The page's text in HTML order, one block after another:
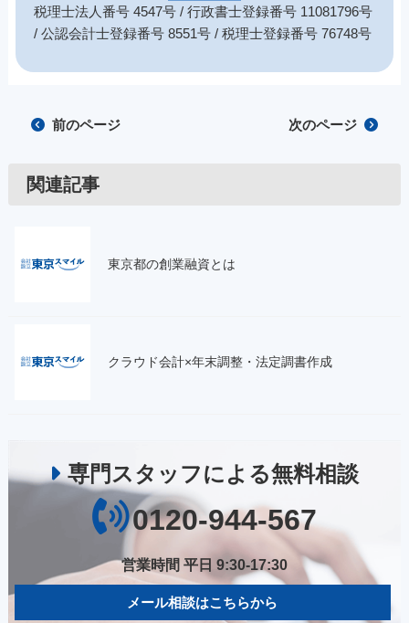
税理士法人番号 4547号 / 行政書士登録番号 11081796号
/ 公認会計士登録番号 8551号 / 税理士登録番号 76748号
前のページ 次のページ
関連記事
東京都の創業融資とは
クラウド会計×年末調整・法定調書作成
専門スタッフによる無料相談
0120-944-567
営業時間 平日 9:30-17:30
メール相談はこちらから